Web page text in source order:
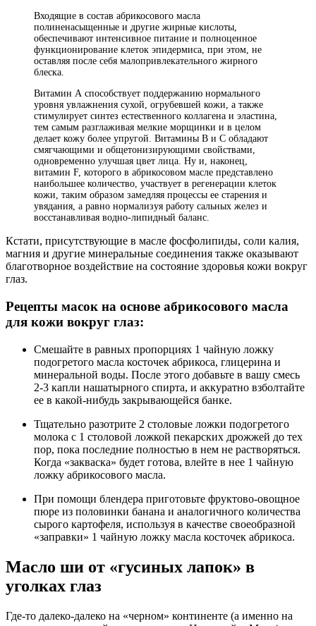
Входящие в состав абрикосового масла
полиненасыщенные и другие жирные кислоты,
обеспечивают интенсивное питание и полноценное
функционирование клеток эпидермиса, при этом, не
оставляя после себя малопривлекательного жирного
блеска.
Витамин А способствует поддержанию нормального
уровня увлажнения сухой, огрубевшей кожи, а также
стимулирует синтез естественного коллагена и эластина,
тем самым разглаживая мелкие морщинки и в целом
делает кожу более упругой. Витамины В и С обладают
смягчающими и общетонизирующими свойствами,
одновременно улучшая цвет лица. Ну и, наконец,
витамин F, которого в абрикосовом масле представлено
наибольшее количество, участвует в регенерации клеток
кожи, таким образом замедляя процессы ее старения и
увядания, а равно нормализуя работу сальных желез и
восстанавливая водно-липидный баланс.
Кстати, присутствующие в масле фосфолипиды, соли калия,
магния и другие минеральные соединения также оказывают
благотворное воздействие на состояние здоровья кожи вокруг
глаз.
Рецепты масок на основе абрикосового масла
для кожи вокруг глаз:
Смешайте в равных пропорциях 1 чайную ложку
подогретого масла косточек абрикоса, глицерина и
минеральной воды. После этого добавьте в вашу смесь
2-3 капли нашатырного спирта, и аккуратно взболтайте
ее в какой-нибудь закрывающейся банке.
Тщательно разотрите 2 столовые ложки подогретого
молока с 1 столовой ложкой пекарских дрожжей до тех
пор, пока последние полностью в нем не растворяться.
Когда «закваска» будет готова, влейте в нее 1 чайную
ложку абрикосового масла.
При помощи блендера приготовьте фруктово-овощное
пюре из половинки банана и аналогичного количества
сырого картофеля, используя в качестве своеобразной
«заправки» 1 чайную ложку масла косточек абрикоса.
Масло ши от «гусиных лапок» в
уголках глаз
Где-то далеко-далеко на «черном» континенте (а именно на